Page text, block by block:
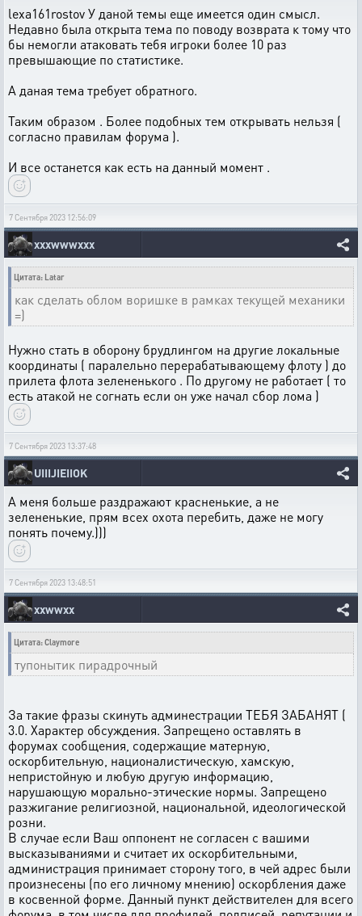
lexa161rostov У даной темы еще имеется один смысл.
Недавно была открыта тема по поводу возврата к тому что
бы немогли атаковать тебя игроки более 10 раз
превышающие по статистике.
А даная тема требует обратного.
Таким образом . Более подобных тем открывать нельзя (
согласно правилам форума ).
И все останется как есть на данный момент .
7 Сентября 2023 12:56:09
xxxwwwxxx
Цитата: Latar
как сделать облом воришке в рамках текущей механики
=)
Нужно стать в оборону брудлингом на другие локальные
координаты ( паралельно перерабатывающему флоту ) до
прилета флота зелененького . По другому не работает ( то
есть атакой не согнать если он уже начал сбор лома )
7 Сентября 2023 13:37:48
UIIIJIEIIOK
А меня больше раздражают красненькие, а не
зелененькие, прям всех охота перебить, даже не могу
понять почему.)))
7 Сентября 2023 13:48:51
xxwwxx
Цитата: Claymore
тупонытик пирадрочный
За такие фразы скинуть админестрации ТЕБЯ ЗАБАНЯТ (
3.0. Характер обсуждения. Запрещено оставлять в
форумах сообщения, содержащие матерную,
оскорбительную, националистическую, хамскую,
непристойную и любую другую информацию,
нарушающую морально-этические нормы. Запрещено
разжигание религиозной, национальной, идеологической
розни.
В случае если Ваш оппонент не согласен с вашими
высказываниями и считает их оскорбительными,
администрация принимает сторону того, в чей адрес были
произнесены (по его личному мнению) оскорбления даже
в косвенной форме. Данный пункт действителен для всего